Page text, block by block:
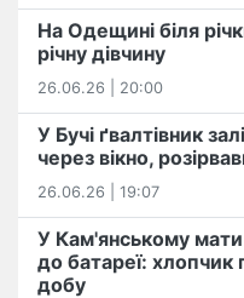
На Одещині біля
річну дівчину
26.06.26 | 20:00
У Бучі ґвалтівник
через вікно,
26.06.26 | 19:07
У Кам'янському мати
до батареї:
добу